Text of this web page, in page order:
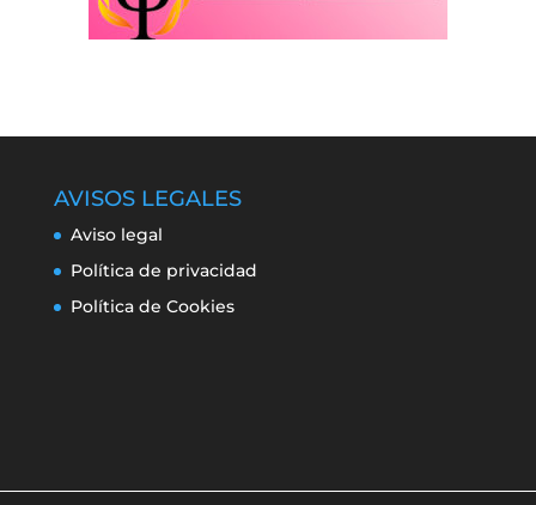
AVISOS LEGALES
Aviso legal
Política de privacidad
Política de Cookies